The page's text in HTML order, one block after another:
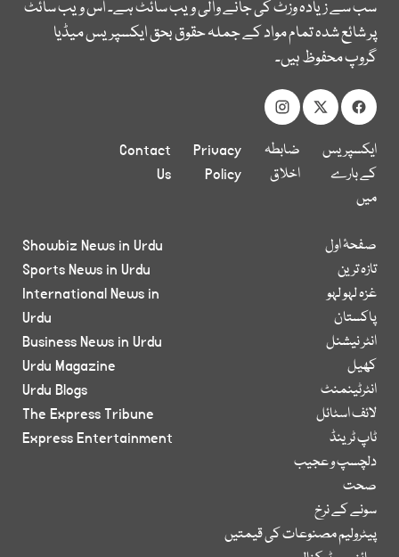
سب سے زیادہ وزٹ کی جانے والی ویب سائٹ ہے۔ اس ویب سائٹ
پر شائع شدہ تمام مواد کے جملہ حقوق بحق ایکسپریس میڈیا
گروپ محفوظ ہیں۔
ایکسپریس
کے بارے
میں
ضابطہ
اخلاق
Privacy
Policy
Contact
Us
صفحۂ اول
تازہ ترین
غزہ لہو لہو
پاکستان
انٹر نیشنل
کھیل
انٹرٹینمنٹ
لائف اسٹائل
ٹاپ ٹرینڈ
دلچسپ و عجیب
صحت
سونے کے نرخ
پیٹرولیم مصنوعات کی قیمتیں
Showbiz News in Urdu
Sports News in Urdu
International News in
Urdu
Business News in Urdu
Urdu Magazine
Urdu Blogs
The Express Tribune
Express Entertainment